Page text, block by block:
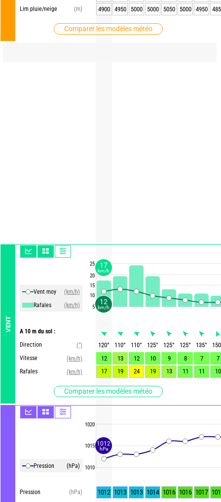
Lim pluie/neige
(m)
Comparer les modèles météo
VENT
Vent moy
(km/h)
Rafales
(km/h)
A 10 m du sol :
Direction
(°)
Vitesse
(km/h)
Rafales
(km/h)
Comparer les modèles météo
Pression (hPa)
Pression (hPa)
25
20
15
10
5
1020
1015
1010
4900
4950 5000 5000 5050 5000 4950
120° 110° 110° 125° 125° 125° 135°
150
12
13 12 10 9 8 7
7
17
19 24 19 13 11 11 10
1012 1013 1013 1014 1016 1016 1017
12
km/h
17
km/h
1012
hPa